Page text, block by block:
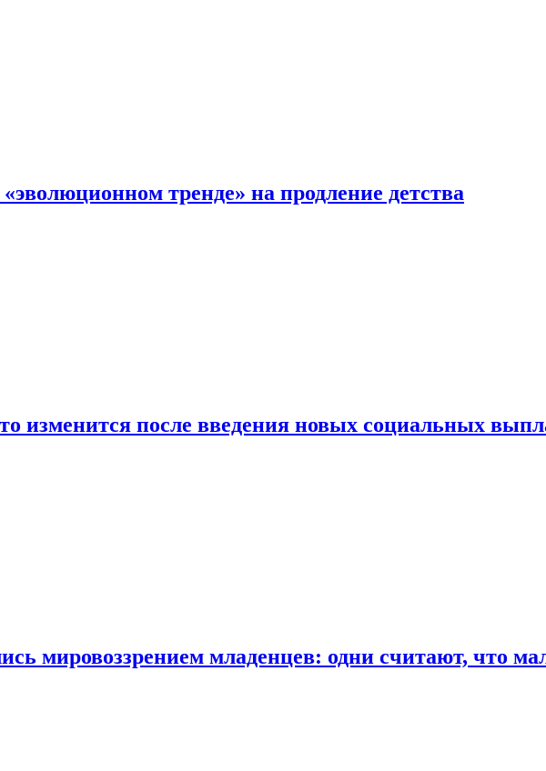
тренде» на продление детства
изменится после введения новых социальных
мировоззрением младенцев: одни считают, что